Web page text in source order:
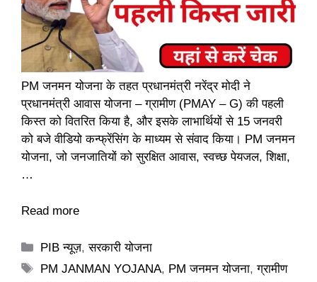
PM जनमन योजना के तहत प्रधानमंत्री नरेंद्र मोदी ने
प्रधानमंत्री आवास योजना – ग्रामीण (PMAY – G) की पहली
किस्त को वितरित किया है, और इसके लाभार्थियों से 15 जनवरी
को बजे वीडियो कन्फ्रेंसिंग के माध्यम से संवाद किया। PM जनमन
योजना, जो जनजातियों को सुरक्षित आवास, स्वच्छ पेयजल, शिक्षा,
…
Read more
Categories
PIB न्यूज़,सरकारी योजना
Tags
PM JANMAN YOJANA, PM जनमन योजना,ग्रामीण